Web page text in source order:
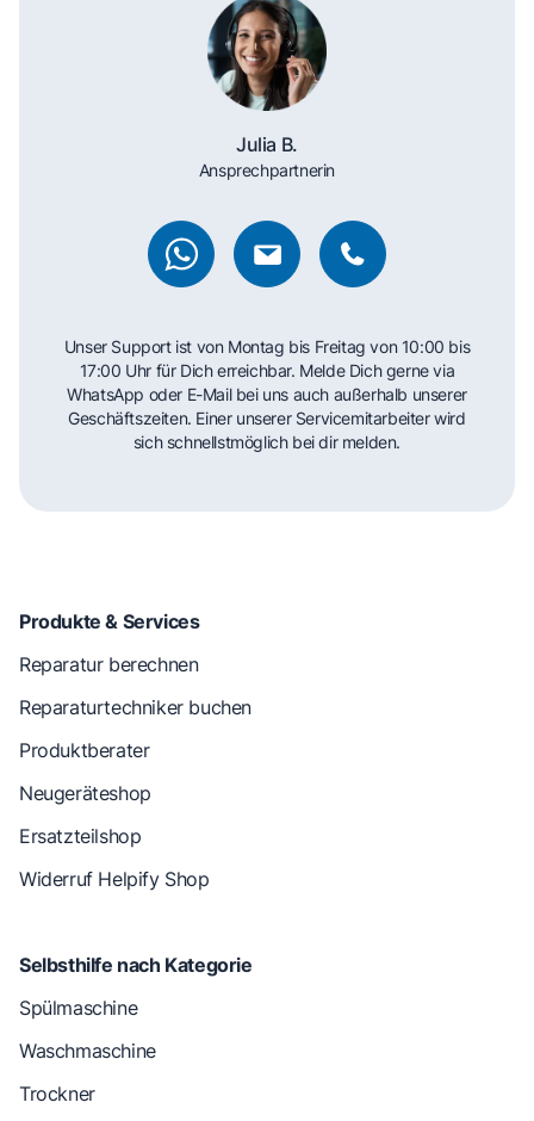
Julia B.
Ansprechpartnerin
Unser Support ist von Montag bis Freitag von 10:00 bis
17:00 Uhr für Dich erreichbar. Melde Dich gerne via
WhatsApp oder E-Mail bei uns auch außerhalb unserer
Geschäftszeiten. Einer unserer Servicemitarbeiter wird
sich schnellstmöglich bei dir melden.
Produkte & Services
Reparatur berechnen
Reparaturtechniker buchen
Produktberater
Neugeräteshop
Ersatzteilshop
Widerruf Helpify Shop
Selbsthilfe nach Kategorie
Spülmaschine
Waschmaschine
Trockner